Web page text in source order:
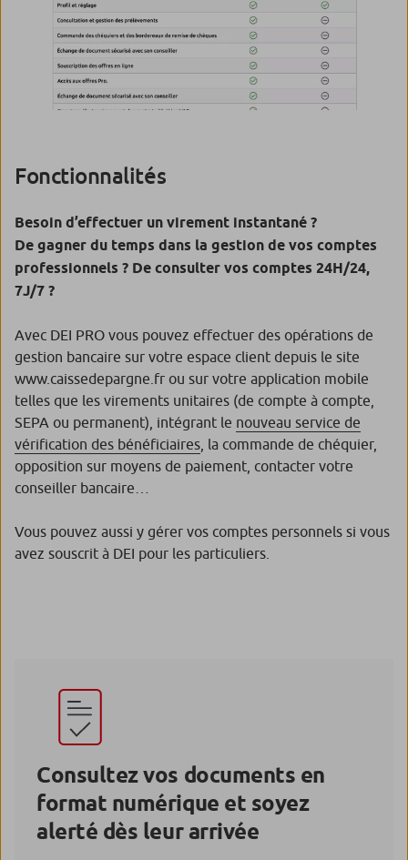
Fonctionnalités
Besoin d’effectuer un virement instantané ?
De gagner du temps dans la gestion de vos comptes
professionnels ? De consulter vos comptes 24H/24,
7J/7 ?
Avec DEI PRO vous pouvez effectuer des opérations de
gestion bancaire sur votre espace client depuis le site
www.caissedepargne.fr ou sur votre application mobile
telles que les virements unitaires (de compte à compte,
SEPA ou permanent), intégrant le nouveau service de
vérification des bénéficiaires , la commande de chéquier,
opposition sur moyens de paiement, contacter votre
conseiller bancaire…
Vous pouvez aussi y gérer vos comptes personnels si vous
avez souscrit à DEI pour les particuliers.
Consultez vos documents en
format numérique et soyez
alerté dès leur arrivée